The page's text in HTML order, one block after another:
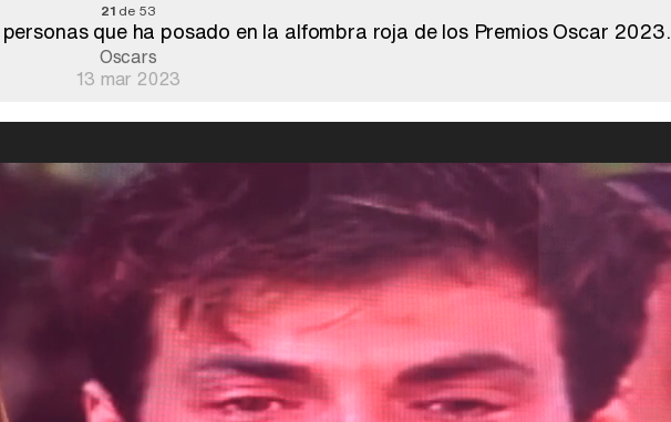
21 de 53
que ha posado en la alfombra roja de los Premios Oscar 2023.
Oscars
13 mar 2023